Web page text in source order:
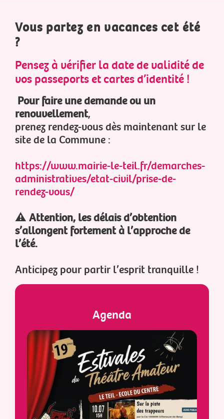
Vous partez en vacances cet été
?
Pensez à vérifier la date de validité de
vos passeports et cartes d’identité !
Pour faire une demande ou un
renouvellement,
prenez rendez-vous dès maintenant sur le
site de la Commune :
https://www.mairie-le-teil.fr/demarches-
administratives/etat-civil/prise-de-
rendez-vous/
⚠️ Attention, les délais d’obtention
s’allongent fortement à l’approche de
l’été.
Anticipez pour partir l’esprit tranquille !
Agenda